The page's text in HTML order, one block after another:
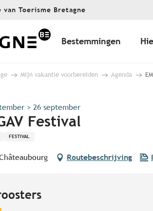
Toerisme Bretagne
Bestemmingen
Mijn vakantie voorbereiden Agenda
> 26 september
Festival
FESTIVAL
Routebeschrijving